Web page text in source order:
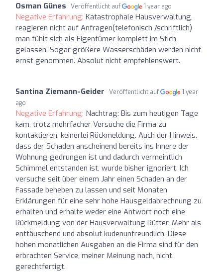
Osman Günes Veröffentlicht auf 1 year ago
Negative Erfahrung: Katastrophale Hausverwaltung,
reagieren nicht auf Anfragen(telefonisch /schriftlich)
man fühlt sich als Eigentümer komplett im Stich
gelassen. Sogar größere Wasserschäden werden nicht
ernst genommen. Absolut nicht empfehlenswert.
Santina Ziemann-Geider Veröffentlicht auf
1 year
ago
Negative Erfahrung: Nachtrag: Bis zum heutigen Tage
kam, trotz mehrfacher Versuche die Firma zu
kontaktieren, keinerlei Rückmeldung. Auch der Hinweis,
dass der Schaden anscheinend bereits ins Innere der
Wohnung gedrungen ist und dadurch vermeintlich
Schimmel entstanden ist, wurde bisher ignoriert. Ich
versuche seit über einem Jahr einen Schaden an der
Fassade beheben zu lassen und seit Monaten
Erklärungen für eine sehr hohe Hausgeldabrechnung zu
erhalten und erhalte weder eine Antwort noch eine
Rückmeldung von der Hausverwaltung Rütter. Mehr als
enttäuschend und absolut kudenunfreundlich. Diese
hohen monatlichen Ausgaben an die Firma sind für den
erbrachten Service, meiner Meinung nach, nicht
gerechtfertigt.